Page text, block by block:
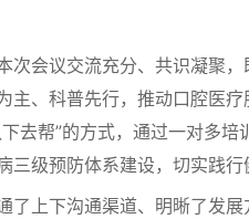
会议交流充分、共识凝聚，
、科普先行，推动口腔医
去帮”的方式，通过一对多
级预防体系建设，切实践行
上下沟通渠道、明晰了发展